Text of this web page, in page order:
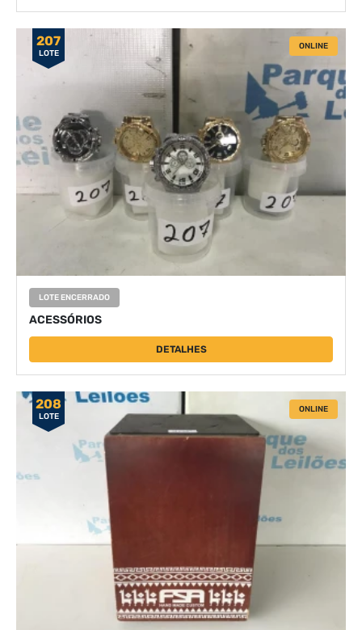
207
LOTE
ONLINE
LOTE ENCERRADO
ACESSÓRIOS
DETALHES
208
LOTE
ONLINE